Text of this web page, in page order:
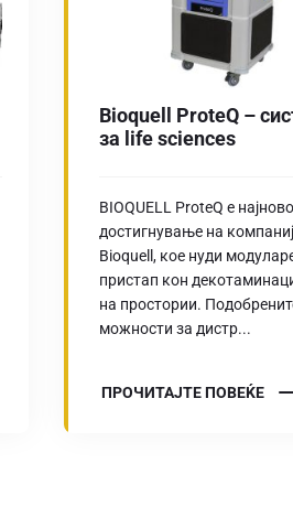
Bioquell ProteQ –
за life sciences
BIOQUELL ProteQ е
достигнување на
Bioquell, кое нуди
пристап кон
на простории.
можности за дистр...
ПРОЧИТАЈТЕ ПОВЕЌЕ